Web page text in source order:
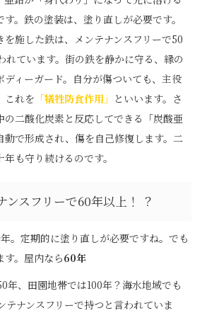
。鉄の塗装は、塗り直しが必要です。
施した鉄は、メンテナンスフリーで50
れています。街の鉄を静かに守る、縁の
ディーガード。自分が傷ついても、主役
これを 「犠牲防食作用」 といいます。さ
の二酸化炭素と反応してできる「炭酸亜
動で形成され、傷を自己修復します。二
も守り続けるのです。
ンスフリーで60年以上！ ？
。定期的に塗り直しが必要ですね。でも
す。屋内なら60年
年、田園地帯では100年？海水地域でも
ナンスフリーで持つと言われていま